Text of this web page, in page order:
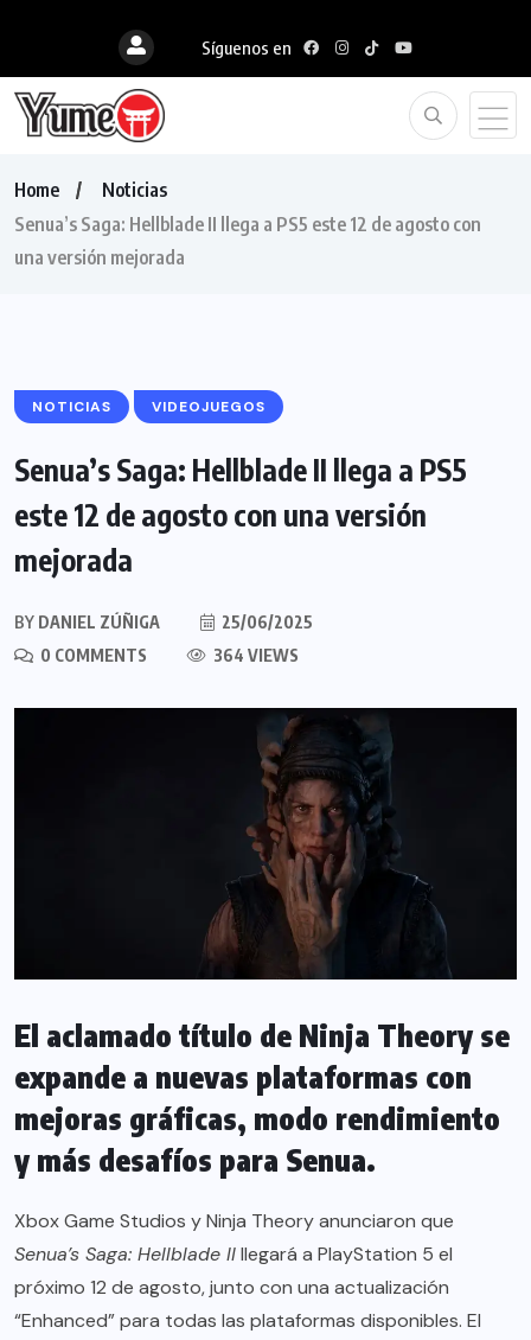
Síguenos en
Home
Noticias
Senua’s Saga: Hellblade II llega a PS5 este 12 de agosto con
una versión mejorada
NOTICIAS VIDEOJUEGOS
Senua’s Saga: Hellblade II llega a PS5
este 12 de agosto con una versión
mejorada
BY DANIEL ZÚÑIGA
25/06/2025
0 COMMENTS
364 VIEWS
El aclamado título de Ninja Theory se
expande a nuevas plataformas con
mejoras gráficas, modo rendimiento
y más desafíos para Senua.
Xbox Game Studios y Ninja Theory anunciaron que
Senua’s Saga: Hellblade IIllegará a PlayStation 5 el
próximo 12 de agosto, junto con una actualización
“Enhanced” para todas las plataformas disponibles. El